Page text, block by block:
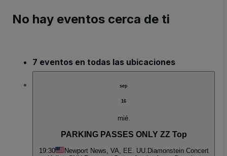
No hay eventos cerca de ti
7 eventos en todas las ubicaciones
sep
16
mié.
PARKING PASSES ONLY ZZ Top
19:30 Newport News, VA, EE. UU. Diamonstein Concert